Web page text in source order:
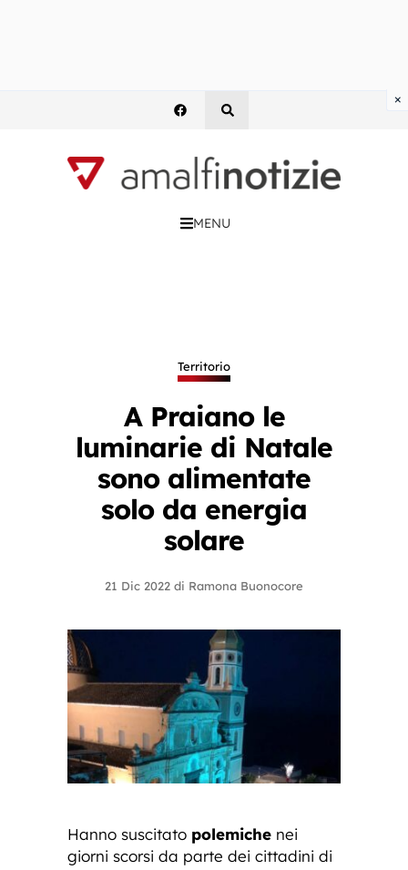
MENU
Territorio
A Praiano le
luminarie di Natale
sono alimentate
solo da energia
solare
21 Dic 2022 di Ramona Buonocore
Hanno suscitato polemiche nei
giorni scorsi da parte dei cittadini di
×